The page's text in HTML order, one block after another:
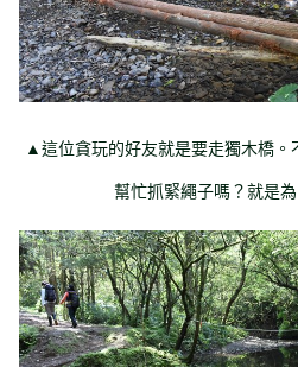
▲這位貪玩的好友就是要走獨木橋。
幫忙抓緊繩子嗎？就是